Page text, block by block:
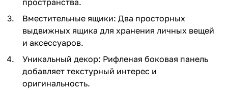
Вместительные ящики: Два просторных
выдвижных ящика для хранения личных вещей
и аксессуаров.
Уникальный декор: Рифленая боковая панель
добавляет текстурный интерес и
оригинальность.